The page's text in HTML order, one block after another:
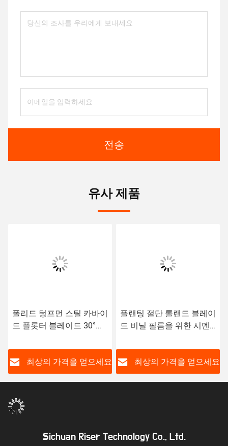
전송
유사 제품
폴리드 텅프먼 스틸 카바이
드 플롯터 블레이드 30°
최상의 가격을 얻으세요
플랜팅 절단 롤랜드 블레이
드 비닐 필름을 위한 시멘
최상의 가격을 얻으세요
Sichuan Riser Technology Co., Ltd.